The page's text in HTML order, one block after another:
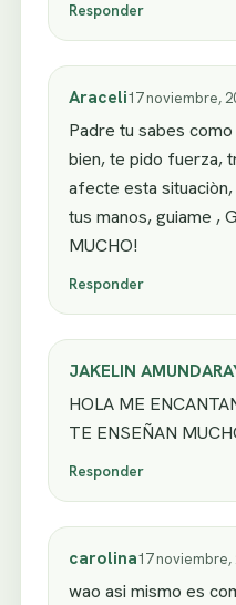
Responder
Araceli17 noviembre,
Padre tu sabes
bien, te pido fuerza,
afecte esta
tus manos, guiame ,
MUCHO!
Responder
JAKELIN
HOLA ME
TE ENSEÑAN
Responder
carolina17 noviembre,
wao asi mismo es